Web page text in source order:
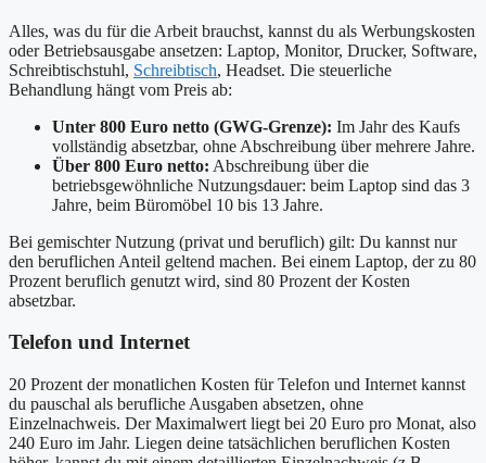
Alles, was du für die Arbeit brauchst, kannst du als Werbungskosten
oder Betriebsausgabe ansetzen: Laptop, Monitor, Drucker, Software,
Schreibtischstuhl, Schreibtisch, Headset. Die steuerliche
Behandlung hängt vom Preis ab:
Unter 800 Euro netto (GWG-Grenze): Im Jahr des Kaufs
vollständig absetzbar, ohne Abschreibung über mehrere Jahre.
Über 800 Euro netto: Abschreibung über die
betriebsgewöhnliche Nutzungsdauer: beim Laptop sind das 3
Jahre, beim Büromöbel 10 bis 13 Jahre.
Bei gemischter Nutzung (privat und beruflich) gilt: Du kannst nur
den beruflichen Anteil geltend machen. Bei einem Laptop, der zu 80
Prozent beruflich genutzt wird, sind 80 Prozent der Kosten
absetzbar.
Telefon und Internet
20 Prozent der monatlichen Kosten für Telefon und Internet kannst
du pauschal als berufliche Ausgaben absetzen, ohne
Einzelnachweis. Der Maximalwert liegt bei 20 Euro pro Monat, also
240 Euro im Jahr. Liegen deine tatsächlichen beruflichen Kosten